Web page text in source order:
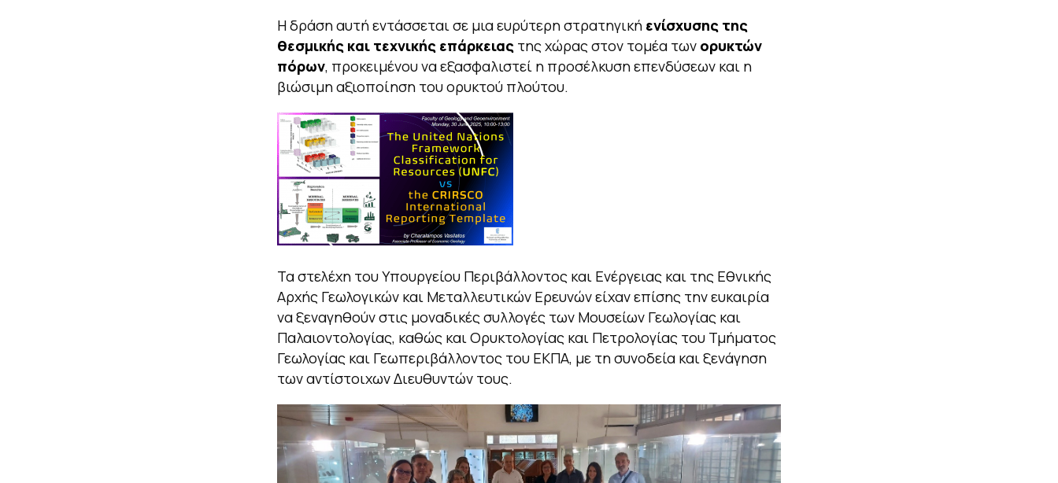
Η δράση αυτή εντάσσεται σε μια ευρύτερη στρατηγική ενίσχυσης της
θεσμικής και τεχνικής επάρκειας της χώρας στον τομέα των ορυκτών
πόρων, προκειμένου να εξασφαλιστεί η προσέλκυση επενδύσεων και η
βιώσιμη αξιοποίηση του ορυκτού πλούτου.
Τα στελέχη του Υπουργείου Περιβάλλοντος και Ενέργειας και της Εθνικής
Αρχής Γεωλογικών και Μεταλλευτικών Ερευνών είχαν επίσης την ευκαιρία
να ξεναγηθούν στις μοναδικές συλλογές των Μουσείων Γεωλογίας και
Παλαιοντολογίας, καθώς και Ορυκτολογίας και Πετρολογίας του Τμήματος
Γεωλογίας και Γεωπεριβάλλοντος του ΕΚΠΑ, με τη συνοδεία και ξενάγηση
των αντίστοιχων Διευθυντών τους.